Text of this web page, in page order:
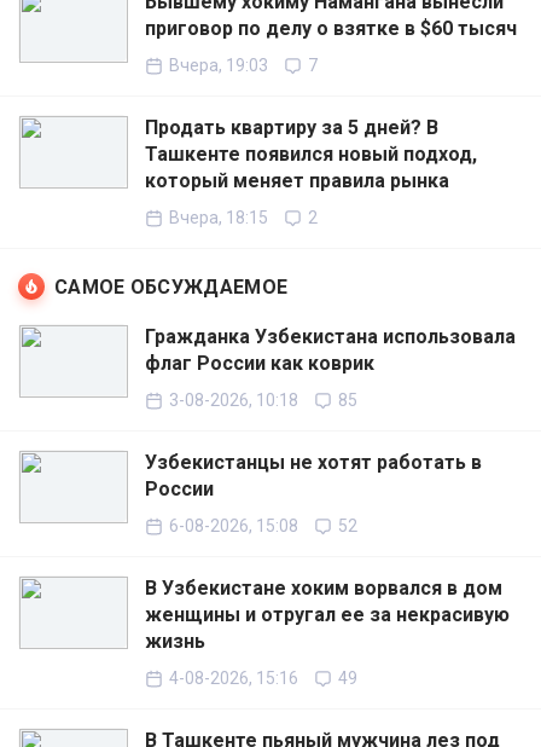
приговор по делу о взятке в $60 тысяч
Вчера, 19:03 7
Продать квартиру за 5 дней? В
Ташкенте появился новый подход,
который меняет правила рынка
Вчера, 18:15 2
САМОЕ ОБСУЖДАЕМОЕ
Гражданка Узбекистана использовала
флаг России как коврик
3-08-2026, 10:18 85
Узбекистанцы не хотят работать в
России
6-08-2026, 15:08 52
В Узбекистане хоким ворвался в дом
женщины и отругал ее за некрасивую
жизнь
4-08-2026, 15:16 49
В Ташкенте пьяный мужчина лез под